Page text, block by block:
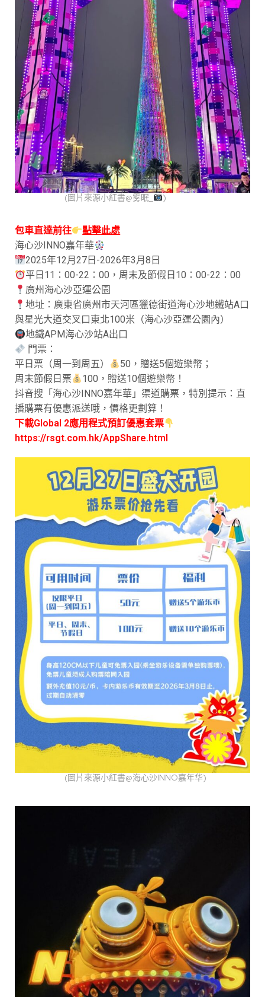
(圖片來源小紅書@雾眠_ )
包車直達前往
點擊此處
海心沙INNO嘉年華
2025年12月27日-2026年3月8日
平日11：00-22：00，周末及節假日10：00-22：00
廣州海心沙亞運公園
地址：廣東省廣州市天河區獵德街道海心沙地鐵站A口
與星光大道交叉口東北100米（海心沙亞運公園內）
地鐵APM海心沙站A出口
門票：
平日票（周一到周五）
50，贈送5個遊樂幣；
周末節假日票
100，贈送10個遊樂幣！
抖音搜「海心沙INNO嘉年華」渠道購票，特別提示：直
播購票有優惠派送哦，價格更劃算！
下載Global 2應用程式預訂優惠套票
https://rsgt.com.hk/AppShare.html
(圖片來源小紅書@海心沙INNO嘉年华)